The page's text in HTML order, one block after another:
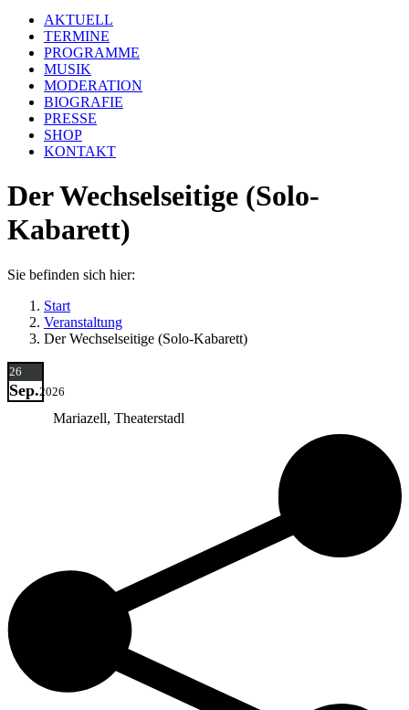
AKTUELL
TERMINE
PROGRAMME
MUSIK
MODERATION
BIOGRAFIE
PRESSE
SHOP
KONTAKT
Der Wechselseitige (Solo-
Kabarett)
Sie befinden sich hier:
Start
Veranstaltung
Der Wechselseitige (Solo-Kabarett)
26
Sep.2026
Mariazell, Theaterstadl